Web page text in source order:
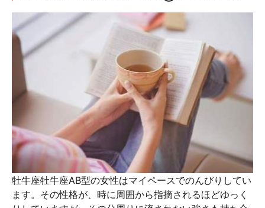
牡牛座牡牛座AB型の女性はマイペースでのんびりしてい
ます。その性格が、時に周囲から指摘されるほどゆっく